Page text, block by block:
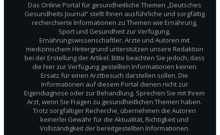
Das Online Portal für gesundheitliche Themen „Deutsches
Gesundheits Journal“ stellt Ihnen ausführliche und sorgfältig
recherchierte Informationen zu Themen wie Ernährung,
Sport und Gesundheit zur Verfügung.
Ernährungswissenschaftler, Ärzte und Autoren mit
medizinischem Hintergrund unterstützen unsere Redaktion
bei der Erstellung der Artikel. Bitte beachten Sie jedoch, dass
die hier zur Verfügung gestellten Informationen keinen
Ersatz für einen Arztbesuch darstellen sollen. Die
Informationen auf diesem Portal dienen nicht zur
Eigendiagnose oder zur Behandlung. Sprechen Sie mit Ihrem
Arzt, wenn Sie Fragen zu gesundheitlichen Themen haben.
Trotz sorgfältiger Recherche, übernehmen die Autoren
keinerlei Gewähr für die Aktualität, Richtigkeit und
Vollständigkeit der bereitgestellten Informationen.